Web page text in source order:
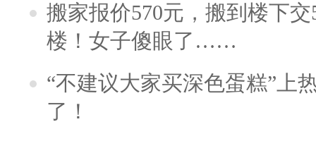
搬家报价570元，搬到楼下
楼！女子傻眼了……
“不建议大家买深色蛋糕”上
了！